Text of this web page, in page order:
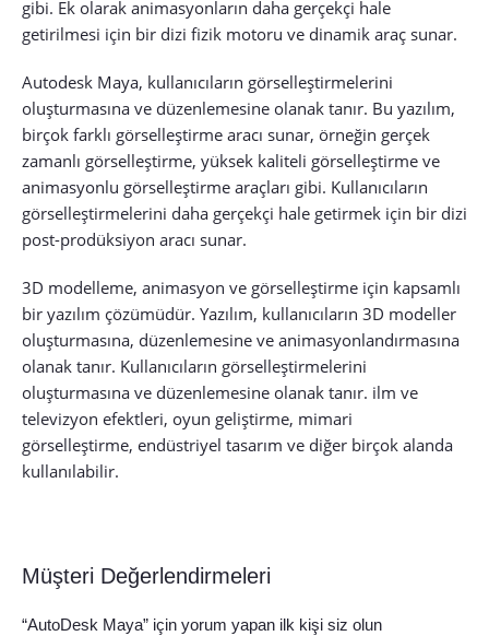
gibi. Ek olarak animasyonların daha gerçekçi hale
getirilmesi için bir dizi fizik motoru ve dinamik araç sunar.
Autodesk Maya, kullanıcıların görselleştirmelerini
oluşturmasına ve düzenlemesine olanak tanır. Bu yazılım,
birçok farklı görselleştirme aracı sunar, örneğin gerçek
zamanlı görselleştirme, yüksek kaliteli görselleştirme ve
animasyonlu görselleştirme araçları gibi. Kullanıcıların
görselleştirmelerini daha gerçekçi hale getirmek için bir dizi
post-prodüksiyon aracı sunar.
3D modelleme, animasyon ve görselleştirme için kapsamlı
bir yazılım çözümüdür. Yazılım, kullanıcıların 3D modeller
oluşturmasına, düzenlemesine ve animasyonlandırmasına
olanak tanır. Kullanıcıların görselleştirmelerini
oluşturmasına ve düzenlemesine olanak tanır. ilm ve
televizyon efektleri, oyun geliştirme, mimari
görselleştirme, endüstriyel tasarım ve diğer birçok alanda
kullanılabilir.
Müşteri Değerlendirmeleri
“AutoDesk Maya” için yorum yapan ilk kişi siz olun